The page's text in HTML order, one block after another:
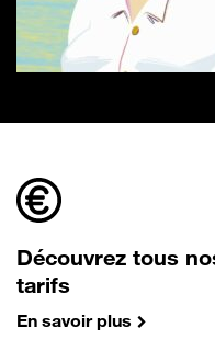
Découvrez tous
tarifs
En savoir plus